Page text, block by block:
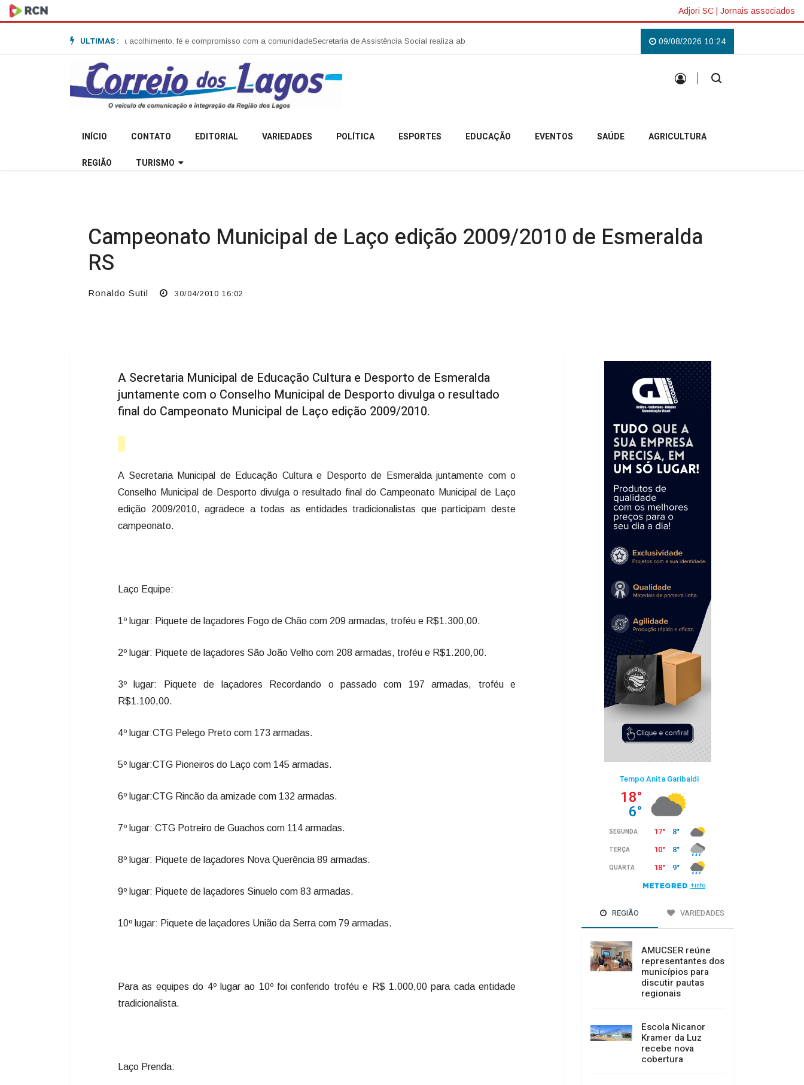
Adjori SC | Jornais associados
ULTIMAS :
Garibaldi e destaca acolhimento, fé e compromisso com a comunidadeSecretaria de Assistência Social realiza abertura da Campanha Agosto Lilás em Campo Belo do Sul Uma tradição que voltou a reunir a
09/08/2026 10:24
INÍCIO CONTATO EDITORIAL VARIEDADES POLÍTICA ESPORTES EDUCAÇÃO EVENTOS SAÚDE AGRICULTURA
REGIÃO TURISMO
Campeonato Municipal de Laço edição 2009/2010 de Esmeralda
RS
Ronaldo Sutil 30/04/2010 16:02
A Secretaria Municipal de Educação Cultura e Desporto de Esmeralda
juntamente com o Conselho Municipal de Desporto divulga o resultado
final do Campeonato Municipal de Laço edição 2009/2010.
A Secretaria Municipal de Educação Cultura e Desporto de Esmeralda juntamente com o
Conselho Municipal de Desporto divulga o resultado final do Campeonato Municipal de Laço
edição 2009/2010, agradece a todas as entidades tradicionalistas que participam deste
campeonato.
Laço Equipe:
1º lugar: Piquete de laçadores Fogo de Chão com 209 armadas, troféu e R$1.300,00.
2º lugar: Piquete de laçadores São João Velho com 208 armadas, troféu e R$1.200,00.
3º lugar: Piquete de laçadores Recordando o passado com 197 armadas, troféu e
R$1.100,00.
4º lugar:CTG Pelego Preto com 173 armadas.
5º lugar:CTG Pioneiros do Laço com 145 armadas.
6º lugar:CTG Rincão da amizade com 132 armadas.
7º lugar: CTG Potreiro de Guachos com 114 armadas.
8º lugar: Piquete de laçadores Nova Querência 89 armadas.
9º lugar: Piquete de laçadores Sinuelo com 83 armadas.
10º lugar: Piquete de laçadores União da Serra com 79 armadas.
Para as equipes do 4º lugar ao 10º foi conferido troféu e R$ 1.000,00 para cada entidade
tradicionalista.
Laço Prenda:
REGIÃO VARIEDADES
AMUCSER reúne
representantes dos
municípios para
discutir pautas
regionais
Escola Nicanor
Kramer da Luz
recebe nova
cobertura